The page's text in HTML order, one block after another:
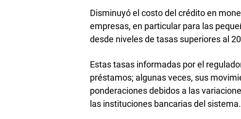
Disminuyó el costo del crédito en
empresas, en particular para las
desde niveles de tasas superiores al
Estas tasas informadas por el
préstamos; algunas veces, sus
ponderaciones debidos a las
las instituciones bancarias del sistema.